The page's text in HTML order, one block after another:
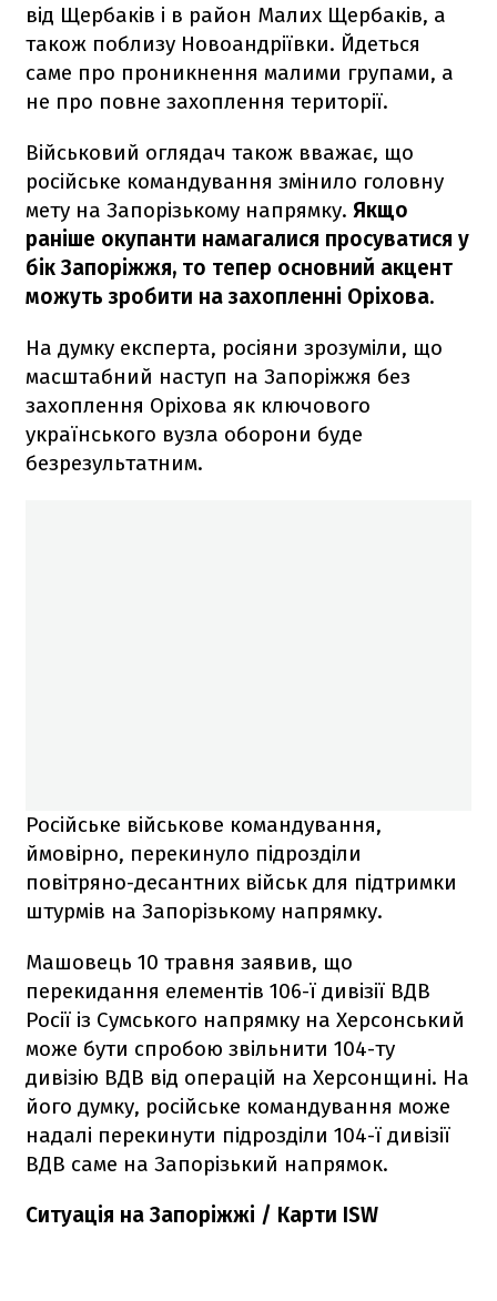
від Щербаків і в район Малих Щербаків, а
також поблизу Новоандріївки. Йдеться
саме про проникнення малими групами, а
не про повне захоплення території.
Військовий оглядач також вважає, що
російське командування змінило головну
мету на Запорізькому напрямку. Якщо
раніше окупанти намагалися просуватися у
бік Запоріжжя, то тепер основний акцент
можуть зробити на захопленні Оріхова.
На думку експерта, росіяни зрозуміли, що
масштабний наступ на Запоріжжя без
захоплення Оріхова як ключового
українського вузла оборони буде
безрезультатним.
Російське військове командування,
ймовірно, перекинуло підрозділи
повітряно-десантних військ для підтримки
штурмів на Запорізькому напрямку.
Машовець 10 травня заявив, що
перекидання елементів 106-ї дивізії ВДВ
Росії із Сумського напрямку на Херсонський
може бути спробою звільнити 104-ту
дивізію ВДВ від операцій на Херсонщині. На
його думку, російське командування може
надалі перекинути підрозділи 104-ї дивізії
ВДВ саме на Запорізький напрямок.
Ситуація на Запоріжжі / Карти ISW